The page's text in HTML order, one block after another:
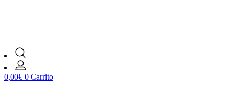
0,00€ 0 Carrito